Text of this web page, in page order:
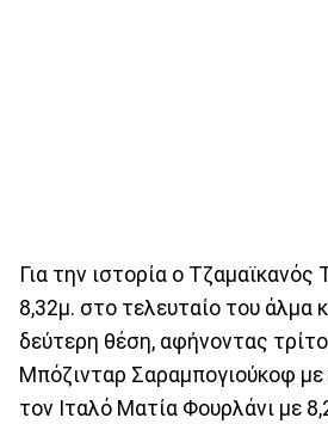
Για την ιστορία ο Τζαμαϊκανός
8,32μ. στο τελευταίο του άλμα
δεύτερη θέση, αφήνοντας
Μπόζινταρ Σαραμπογιούκοφ με
τον Ιταλό Ματία Φουρλάνι με